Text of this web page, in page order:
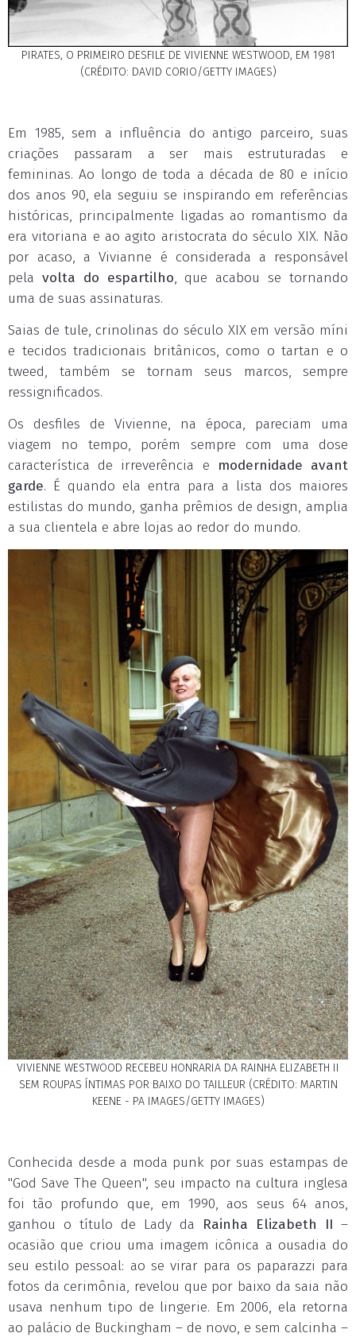
PIRATES, O PRIMEIRO DESFILE DE VIVIENNE WESTWOOD, EM 1981
(CRÉDITO: DAVID CORIO/GETTY IMAGES)
Em 1985, sem a influência do antigo parceiro, suas
criações passaram a ser mais estruturadas e
femininas. Ao longo de toda a década de 80 e início
dos anos 90, ela seguiu se inspirando em referências
históricas, principalmente ligadas ao romantismo da
era vitoriana e ao agito aristocrata do século XIX. Não
por acaso, a Vivianne é considerada a responsável
pela volta do espartilho, que acabou se tornando
uma de suas assinaturas.
Saias de tule, crinolinas do século XIX em versão míni
e tecidos tradicionais britânicos, como o tartan e o
tweed, também se tornam seus marcos, sempre
ressignificados.
Os desfiles de Vivienne, na época, pareciam uma
viagem no tempo, porém sempre com uma dose
característica de irreverência e
modernidade avant
garde. É quando ela entra para a lista dos maiores
estilistas do mundo, ganha prêmios de design, amplia
a sua clientela e abre lojas ao redor do mundo.
VIVIENNE WESTWOOD RECEBEU HONRARIA DA RAINHA ELIZABETH II
SEM ROUPAS ÍNTIMAS POR BAIXO DO TAILLEUR (CRÉDITO: MARTIN
KEENE - PA IMAGES/GETTY IMAGES)
Conhecida desde a moda punk por suas estampas de
"God Save The Queen", seu impacto na cultura inglesa
foi tão profundo que, em 1990, aos seus 64 anos,
ganhou o título de Lady da Rainha Elizabeth II –
ocasião que criou uma imagem icônica a ousadia do
seu estilo pessoal: ao se virar para os paparazzi para
fotos da cerimônia, revelou que por baixo da saia não
usava nenhum tipo de lingerie. Em 2006, ela retorna
ao palácio de Buckingham – de novo, e sem calcinha –